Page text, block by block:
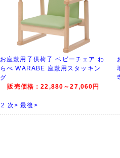
お座敷用子供椅子 ベビーチェア わ
らべ WARABE 座敷用スタッキン
グ
販売価格：22,880～27,060円
2 次> 最後>